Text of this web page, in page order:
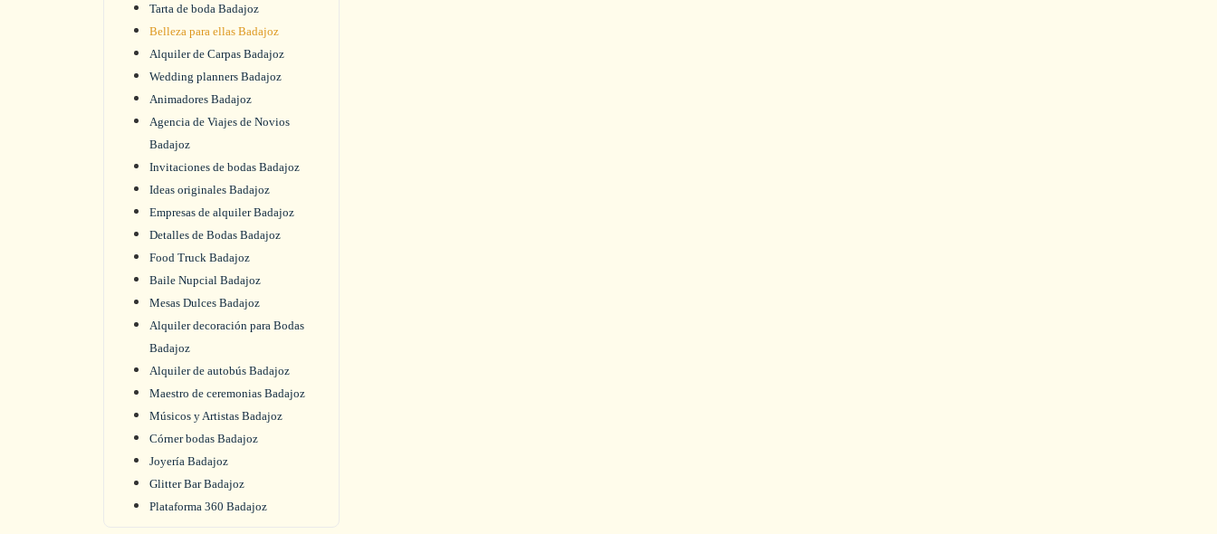
Tarta de boda Badajoz
Belleza para ellas Badajoz
Alquiler de Carpas Badajoz
Wedding planners Badajoz
Animadores Badajoz
Agencia de Viajes de Novios
Badajoz
Invitaciones de bodas Badajoz
Ideas originales Badajoz
Empresas de alquiler Badajoz
Detalles de Bodas Badajoz
Food Truck Badajoz
Baile Nupcial Badajoz
Mesas Dulces Badajoz
Alquiler decoración para Bodas
Badajoz
Alquiler de autobús Badajoz
Maestro de ceremonias Badajoz
Músicos y Artistas Badajoz
Córner bodas Badajoz
Joyería Badajoz
Glitter Bar Badajoz
Plataforma 360 Badajoz